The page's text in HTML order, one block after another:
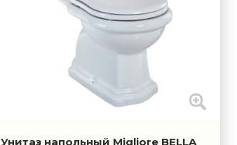
Унитаз напольный Migliore BELLA